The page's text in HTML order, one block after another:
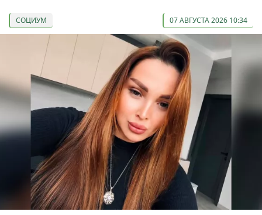
СОЦИУМ 07 АВГУСТА 2026 10:34